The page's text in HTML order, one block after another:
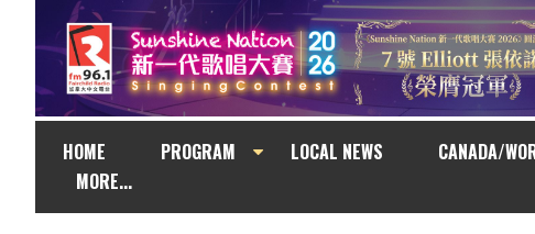
HOME PROGRAM LOCAL NEWS CANADA/
MORE...